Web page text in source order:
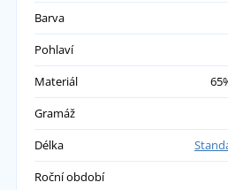
Chistoph Harry
Kalhoty poměrně dobré
nemají zesílenou část v
přidáno 17.12.2021
Barva
Pohlaví
Materiál
Gramáž
Délka
Roční období